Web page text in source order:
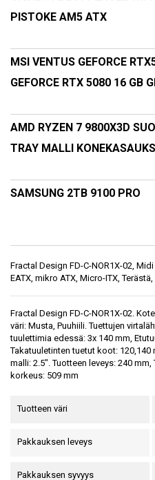
PISTOKE AM5 ATX
MSI VENTUS GEFORCE
GEFORCE RTX 5080 16 GB
AMD RYZEN 7 9800X3D
TRAY MALLI
SAMSUNG 2TB 9100 PRO
Fractal Design FD-C-NOR1X-02,
EATX, mikro ATX, Micro-ITX,
Fractal Design FD-C-NOR1X-02.
väri: Musta, Puuhiili. Tuettujen
tuulettimia edessä: 3x 140 mm,
Takatuuletinten tuetut koot: 120,140
malli: 2.5". Tuotteen leveys: 240
korkeus: 509 mm
Tuotteen väri
Pakkauksen leveys
Pakkauksen syvyys